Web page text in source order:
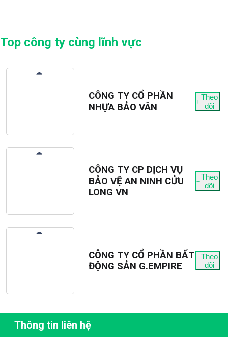
Top công ty cùng lĩnh vực
CÔNG TY CỔ PHẦN
NHỰA BẢO VÂN
Theo
dõi
CÔNG TY CP DỊCH VỤ
BẢO VỆ AN NINH CỬU
LONG VN
Theo
dõi
CÔNG TY CỔ PHẦN BẤT
ĐỘNG SẢN G.EMPIRE
Theo
dõi
Thông tin liên hệ